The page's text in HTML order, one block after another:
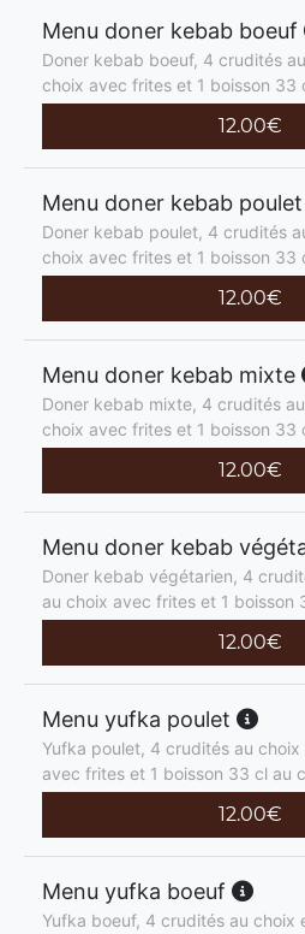
Menu doner kebab boeuf
Doner kebab boeuf, 4 crudités
choix avec frites et 1 boisson 33
12.00€
Menu doner kebab poulet
Doner kebab poulet, 4 crudités
choix avec frites et 1 boisson 33
12.00€
Menu doner kebab mixte
Doner kebab mixte, 4 crudités
choix avec frites et 1 boisson 33
12.00€
Menu doner kebab
Doner kebab végétarien, 4
au choix avec frites et 1 boisson
12.00€
Menu yufka poulet
Yufka poulet, 4 crudités au
avec frites et 1 boisson 33 cl au
12.00€
Menu yufka boeuf
Yufka boeuf, 4 crudités au choix